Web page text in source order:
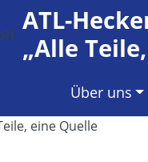
ATL-
„Alle
Über uns